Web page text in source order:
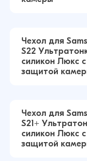
Чехол для
силикон Люкс с
(Прозрачный)
Чехол для
силикон Люкс с
Чехол для
S22
силикон Люкс с
защитой
Чехол для
S21+
силикон Люкс с
защитой